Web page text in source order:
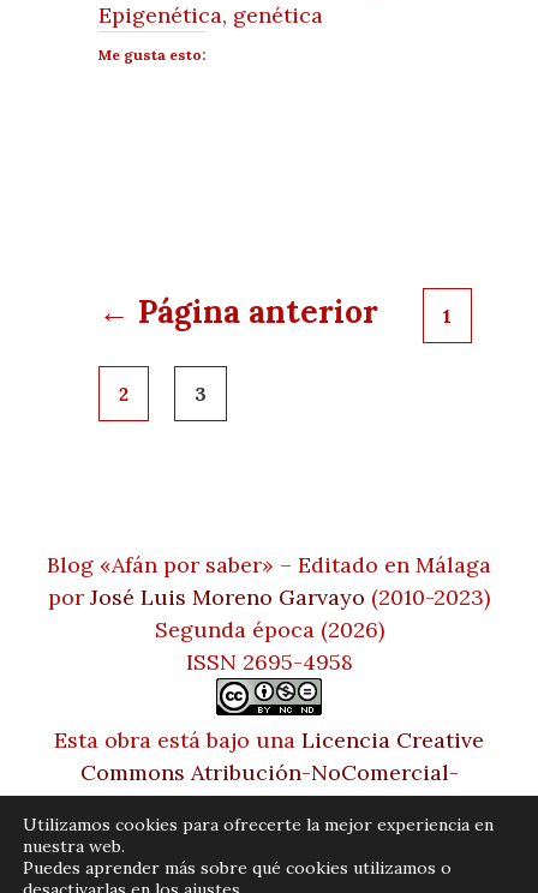
Epigenética, genética
Me gusta esto:
Paginación
de
entradas
← Página anterior 1
2 3
Blog «Afán por saber» – Editado en Málaga
por José Luis Moreno Garvayo (2010-2023)
Segunda época (2026)
ISSN 2695-4958
Esta obra está bajo una Licencia Creative
Commons Atribución-NoComercial-
SinDerivadas 4.0 Internacional
Utilizamos cookies para ofrecerte la mejor experiencia en
nuestra web.
Puedes aprender más sobre qué cookies utilizamos o